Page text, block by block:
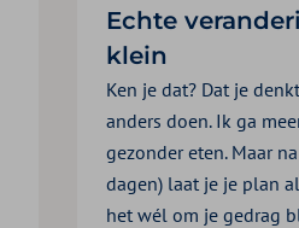
Echte
klein
Ken je dat? Dat je
anders doen. Ik ga
gezonder eten. Maar
dagen) laat je je plan
het wél om je gedrag